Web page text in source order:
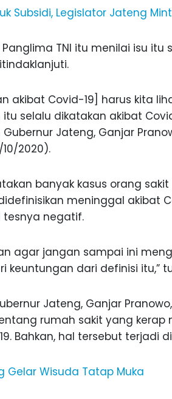
Subsidi, Legislator Jateng
TNI itu menilai isu itu
akibat Covid-19] harus kita
selalu dikatakan akibat
Jateng, Ganjar
2020).
banyak kasus orang
meninggal akibat
tesnya negatif.
agar jangan sampai ini
keuntungan dari definisi itu,”
Jateng, Ganjar
rumah sakit yang kerap
Bahkan, hal tersebut terjadi
Gelar Wisuda Tatap Muka
KRISTIANI SALATIGA